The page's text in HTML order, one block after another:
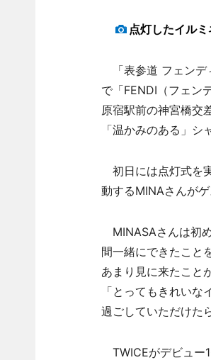
点灯したイル
「表参道 フェンデ
で「FENDI（フェン
原宿駅前の神宮橋交
「温かみのある」シ
初日には点灯式を
動するMINAさんが
MINASAさんは初
間一緒にできたこと
あまり見に来たこと
「とってもきれい
過ごしていただけた
TWICEがデビュー